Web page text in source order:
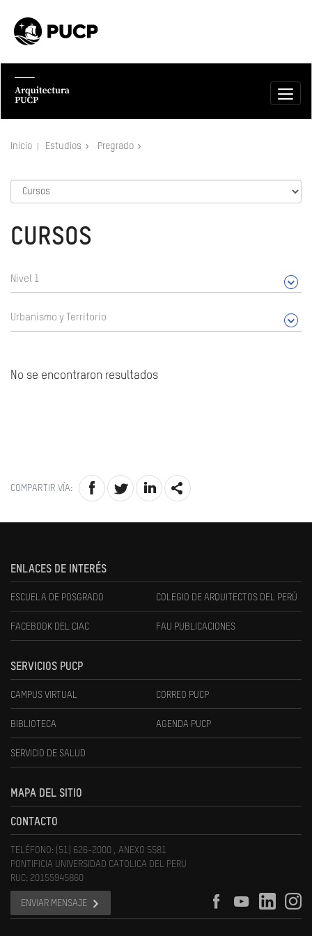
Inicio Estudios Pregrado
CURSOS
Nivel 1
Urbanismo y Territorio
No se encontraron resultados
COMPARTIR VÍA:
ENLACES DE INTERÉS
ESCUELA DE POSGRADO COLEGIO DE ARQUITECTOS DEL PERÚ
FACEBOOK DEL CIAC FAU PUBLICACIONES
SERVICIOS PUCP
CAMPUS VIRTUAL CORREO PUCP
BIBLIOTECA AGENDA PUCP
SERVICIO DE SALUD
MAPA DEL SITIO
CONTACTO
TELÉFONO: (51) 626-2000 , ANEXO 5581
PONTIFICIA UNIVERSIDAD CATOLICA DEL PERU
RUC: 20155945860
ENVIAR MENSAJE